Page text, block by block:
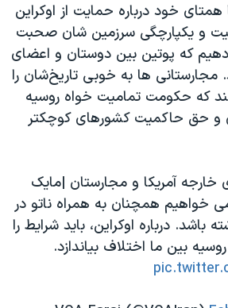
همتای خود درباره حمایت از اوکراین
و یکپارچگی سرزمین شان صحبت
دهیم که پوتین بین دوستان و اعضای
مجارستانی ها به خوبی تاریخ‌شان را
که حکومت تمامیت خواه روسیه
و حق حاکمیت کشورهای کوچکتر
آمریکا و مجارستان |مایک
خواهیم همچنان به همراه ناتو در
باشد. درباره اوکراین، باید شرایط را
روسیه بین ما اختلاف بیاندازد.